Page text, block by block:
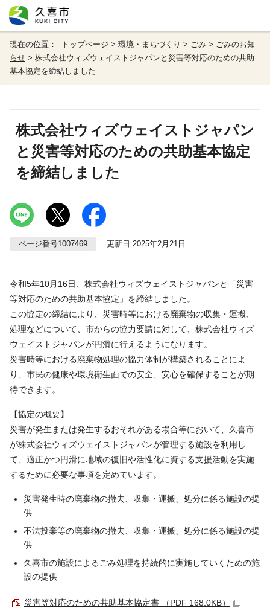
現在の位置： トップページ > 環境・まちづくり > ごみ > ごみのお知
らせ > 株式会社ウィズウェイストジャパンと災害等対応のための共助
基本協定を締結しました
株式会社ウィズウェイストジャパン
と災害等対応のための共助基本協定
を締結しました
ページ番号1007469 更新日 2025年2月21日
令和5年10月16日、株式会社ウィズウェイストジャパンと「災害
等対応のための共助基本協定」を締結しました。
この協定の締結により、災害時等における廃棄物の収集・運搬、
処理などについて、市からの協力要請に対して、株式会社ウィズ
ウェイストジャパンが円滑に行えるようになります。
災害時等における廃棄物処理の協力体制が構築されることによ
り、市民の健康や環境衛生面での安全、安心を確保することが期
待できます。
【協定の概要】
災害が発生または発生するおそれがある場合等において、久喜市
が株式会社ウィズウェイストジャパンが管理する施設を利用し
て、適正かつ円滑に地域の復旧や活性化に資する支援活動を実施
するために必要な事項を定めています。
災害発生時の廃棄物の撤去、収集・運搬、処分に係る施設の提
供
不法投棄等の廃棄物の撤去、収集・運搬、処分に係る施設の提
供
久喜市の施設によるごみ処理を持続的に実施していくための施
設の提供
災害等対応のための共助基本協定書 （PDF 168.0KB）